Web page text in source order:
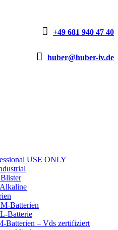
 +49 681 940 47 40
 huber@huber-iv.de
USE ONLY
Batterien
Batterie
Batterien – Vds zertifiziert